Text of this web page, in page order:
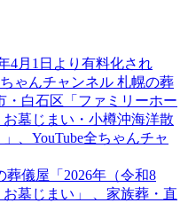
4月1日より有料化され
ゃんチャンネル 札幌の葬
・白石区「ファミリーホー
墓じまい・小樽沖海洋散
、YouTube全ちゃんチャ
儀屋「2026年（令和8
墓じまい」 、家族葬・直